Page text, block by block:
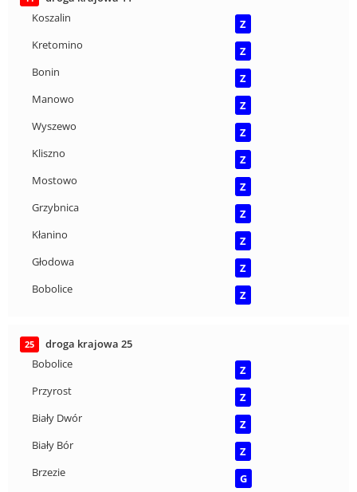
Koszalin
Z
Kretomino
Z
Bonin
Z
Manowo
Z
Wyszewo
Z
Kliszno
Z
Mostowo
Z
Grzybnica
Z
Kłanino
Z
Głodowa
Z
Bobolice
Z
25
droga krajowa 25
Bobolice
Z
Przyrost
Z
Biały Dwór
Z
Biały Bór
Z
Brzezie
G